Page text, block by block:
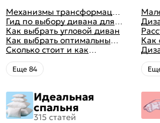
Механизмы трансформации
диванов: все виды,
особенности, плюсы и
минусы
Гид по выбору дивана для
сна
Как выбрать угловой диван
Как выбрать оптимальный
цвет стен в гостиной: 50
фото и идей оформления
Сколько стоит и как
перетянуть диван
Eще 84
Как
47
10
Идеальная
спальня
315 статей